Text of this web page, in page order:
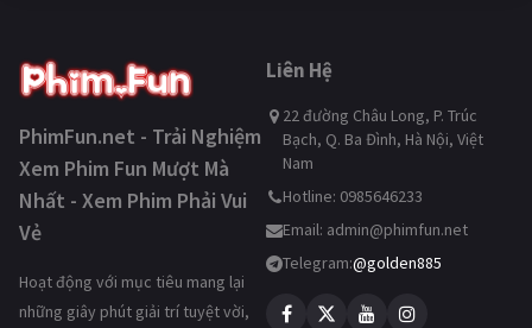
PhimFun.net - Trải Nghiệm
Xem Phim Fun Mượt Mà
Nhất - Xem Phim Phải Vui
Vẻ
Hoạt động với mục tiêu mang lại
những giây phút giải trí tuyệt vời,
Liên Hệ
22 đường Châu Long, P. Trúc
Bạch, Q. Ba Đình, Hà Nội, Việt
Nam
Hotline: 0985646233
Email: admin@phimfun.net
Telegram:@golden885